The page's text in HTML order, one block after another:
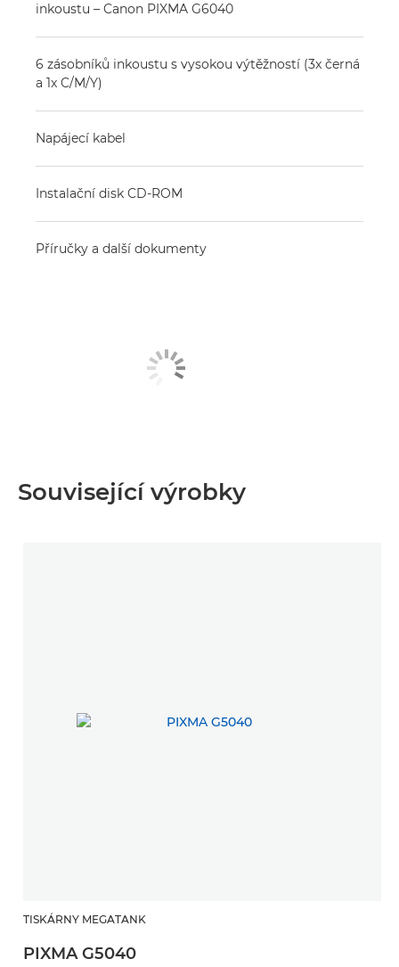
inkoustu – Canon PIXMA G6040
6 zásobníků inkoustu s vysokou výtěžností (3x černá
a 1x C/M/Y)
Napájecí kabel
Instalační disk CD-ROM
Příručky a další dokumenty
Související výrobky
TISKÁRNY MEGATANK
PIXMA G5040